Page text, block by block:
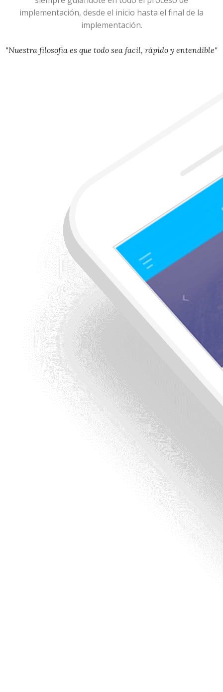
implementación, desde el inicio hasta el final de la
implementación.
"Nuestra filosofia es que todo sea facil, rápido y entendible"